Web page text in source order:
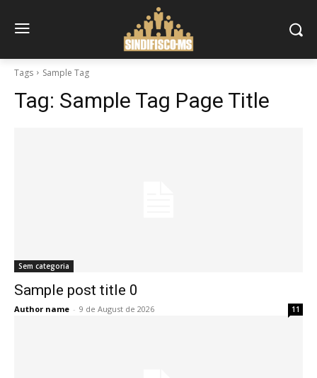
Tags Sample Tag
Tag: Sample Tag Page Title
Sem categoria
Sample post title 0
Author name - 9 de August de 2026 11